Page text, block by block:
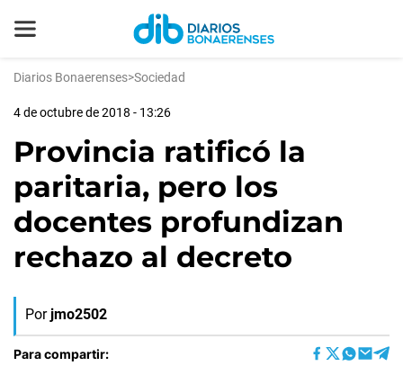
Diarios Bonaerenses>Sociedad
4 de octubre de 2018 - 13:26
Provincia ratificó la
paritaria, pero los
docentes profundizan
rechazo al decreto
Por jmo2502
Para compartir: